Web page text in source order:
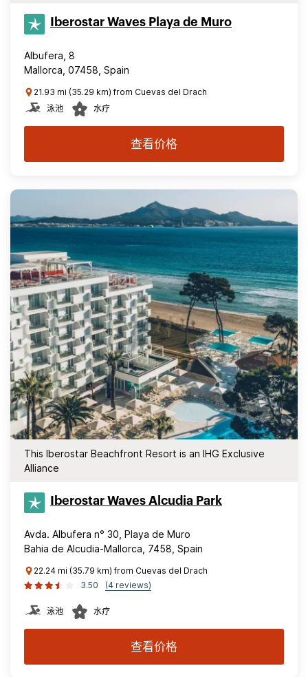
Iberostar Waves Playa de Muro
Albufera, 8
Mallorca, 07458, Spain
21.93 mi (35.29 km) from Cuevas del Drach
泳池
水疗
查看价格
This Iberostar Beachfront Resort is an IHG Exclusive
Alliance
Iberostar Waves Alcudia Park
Avda. Albufera n° 30, Playa de Muro
Bahia de Alcudia-Mallorca, 7458, Spain
22.24 mi (35.79 km) from Cuevas del Drach
3.50
(4 reviews)
泳池 水疗
查看价格